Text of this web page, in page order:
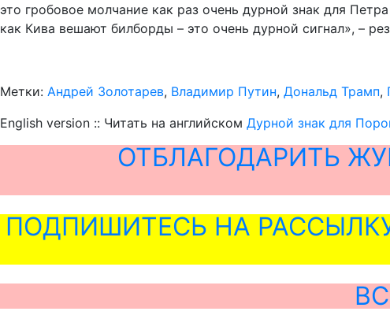
это гробовое молчание как раз очень дурной знак для
как Кива вешают билборды – это очень дурной сигнал», –
Метки: Андрей Золотарев, Владимир Путин, Дональд Трамп,
English version :: Читать на английском Дурной знак для
ОТБЛАГОДАРИТЬ
ПОДПИШИТЕСЬ НА